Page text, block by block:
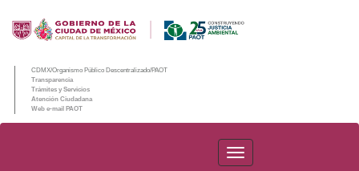
CDMX/Organismo Público Descentralizado/PAOT
Transparencia
Trámites y Servicios
Atención Ciudadana
Web e-mail PAOT
PAOT